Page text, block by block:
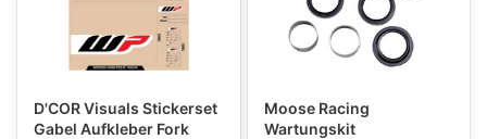
D'COR Visuals Stickerset
Gabel Aufkleber Fork
Moose Racing
Wartungskit